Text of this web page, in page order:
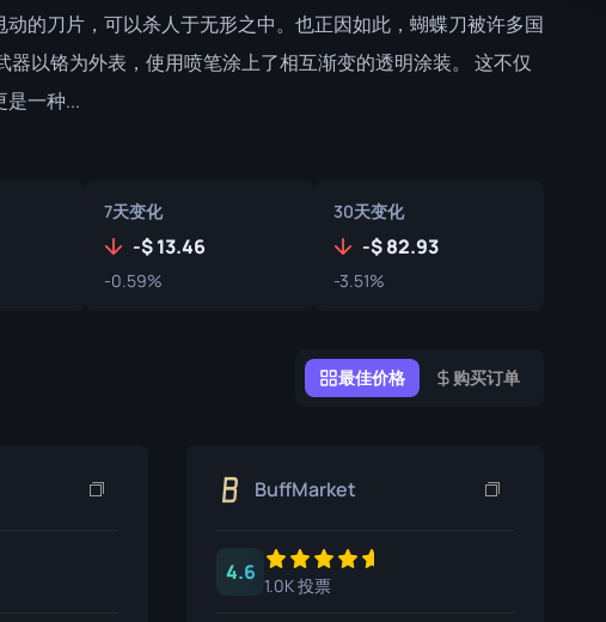
补丁 贴纸胶囊
音乐包盒
纪念品亮点
徽章
动的刀片，可以杀人于无形之中。也正因如此，蝴蝶刀被许多国
器以铬为外表，使用喷笔涂上了相互渐变的透明涂装。 这不仅
是一种...
7天变化
- 13.46
-0.59%
30天变化
- 82.93
-3.51%
最佳价格 购买订单
BuffMarket
4.6
1.0K 投票